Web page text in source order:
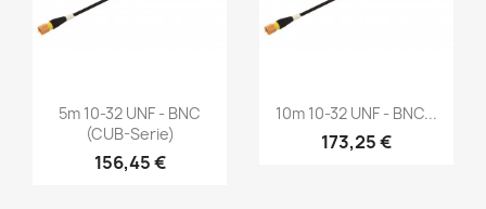
 Vorschau
5m 10-32 UNF - BNC
(CUB-Serie)
156,45 €
Vorschau
10m 10-32 UNF - BNC...
173,25 €